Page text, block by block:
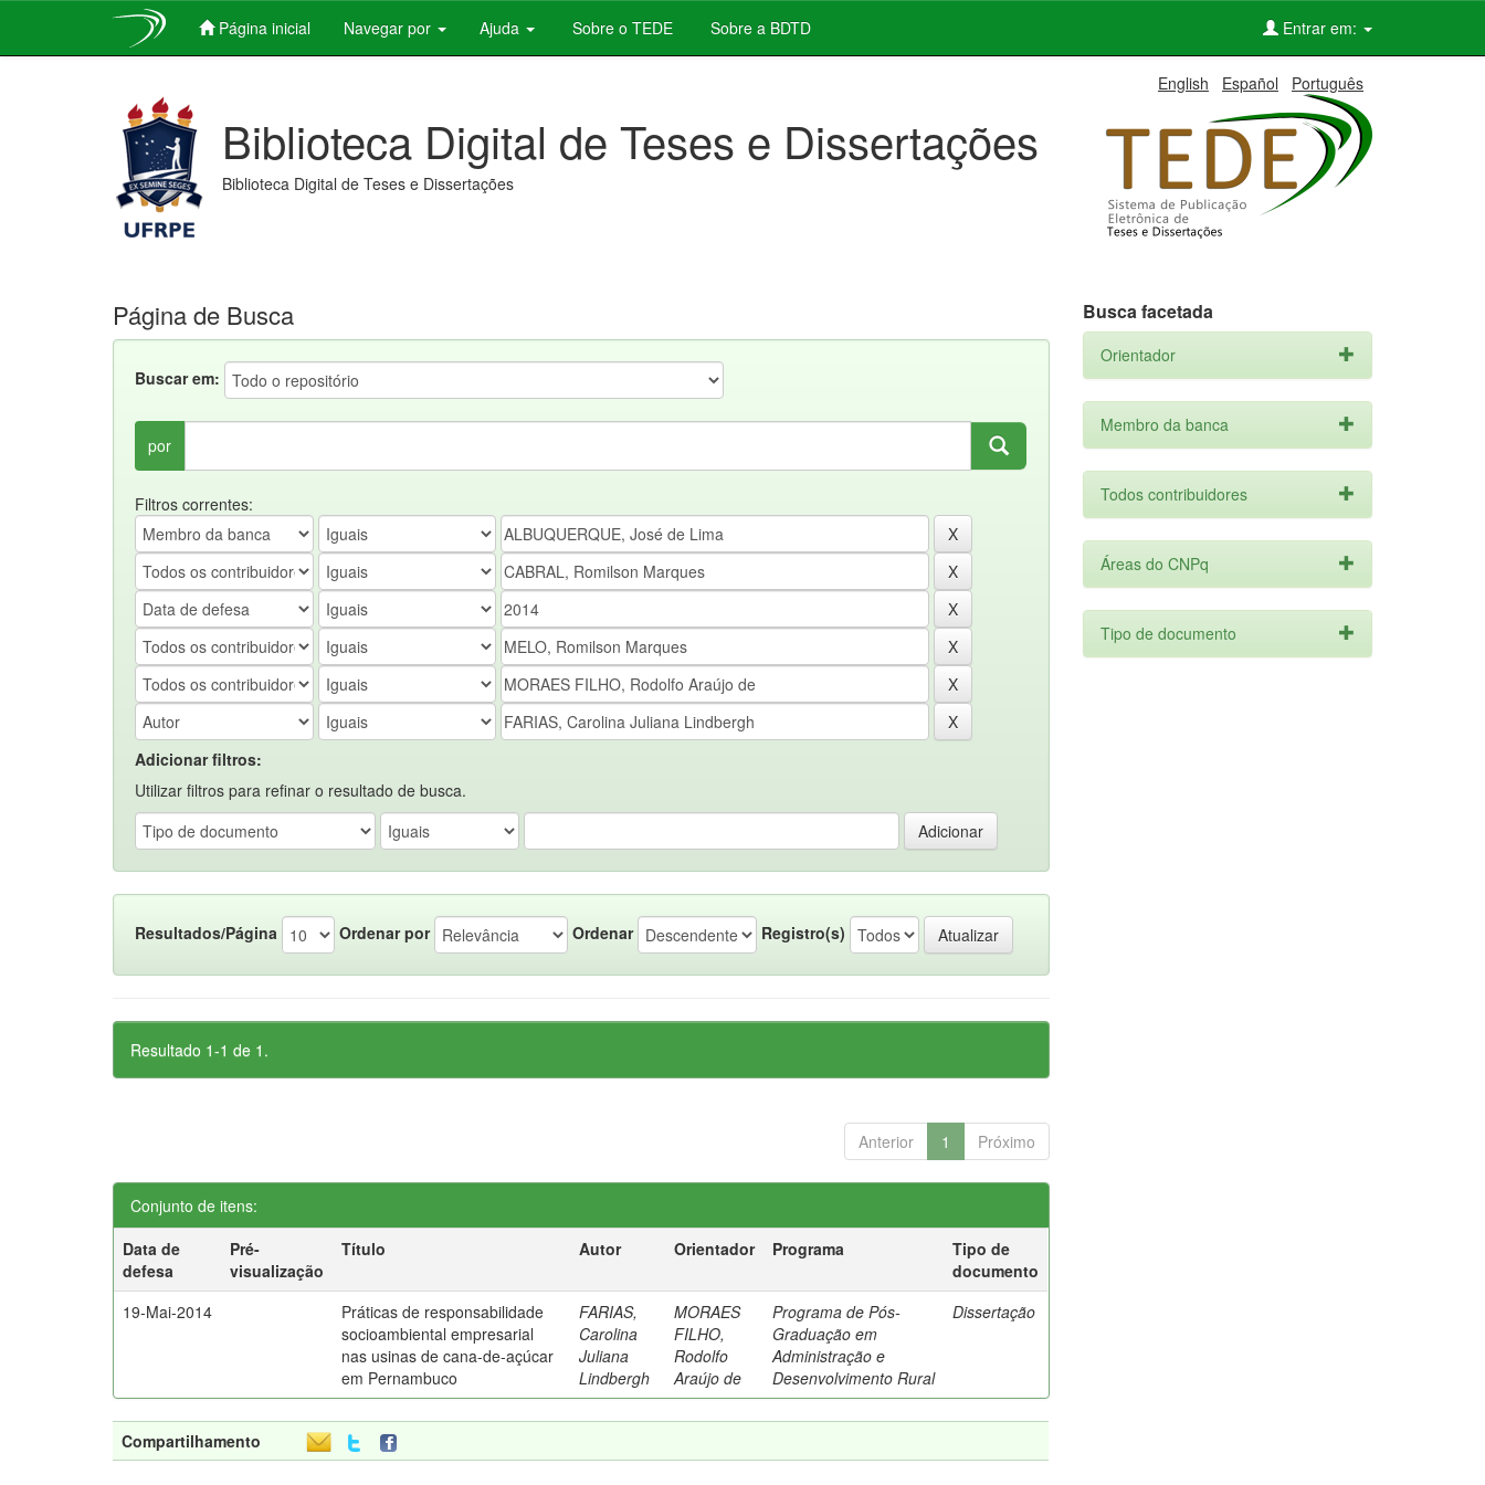
Página inicial Navegar por Ajuda Sobre o TEDE Sobre a BDTD Entrar em:
English Español Português
Biblioteca Digital de Teses e Dissertações
Biblioteca Digital de Teses e Dissertações
Página de Busca
Buscar em:
por
Filtros correntes:
Adicionar filtros:
Utilizar filtros para refinar o resultado de busca.
Resultados/Página Ordenar por Ordenar Registro(s)
Resultado 1-1 de 1.
Anterior 1 Próximo
Conjunto de itens:
Data de
defesa
Pré-
visualização
Título Autor Orientador Programa
Tipo de
documento
19-Mai-2014
Práticas de responsabilidade
socioambiental empresarial
nas usinas de cana-de-açúcar
em Pernambuco
FARIAS,
Carolina
Juliana
Lindbergh
MORAES
FILHO,
Rodolfo
Araújo de
Programa de Pós-
Graduação em
Administração e
Desenvolvimento Rural
Dissertação
Compartilhamento
Busca facetada
Orientador
Membro da banca
Todos contribuidores
Áreas do CNPq
Tipo de documento